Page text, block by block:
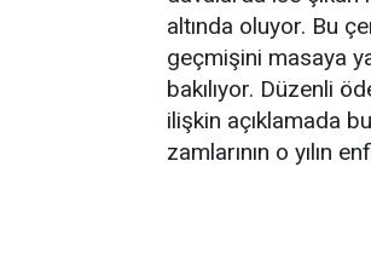
altında oluyor. Bu
geçmişini masaya
bakılıyor. Düzenli
ilişkin açıklamada
zamlarının o yılın